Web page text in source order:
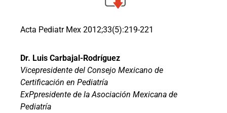
Acta Pediatr Mex 2012;33(5):219-221
Dr. Luis Carbajal-Rodríguez
Vicepresidente del Consejo Mexicano de
Certificación en Pediatría
ExPpresidente de la Asociación Mexicana de
Pediatría